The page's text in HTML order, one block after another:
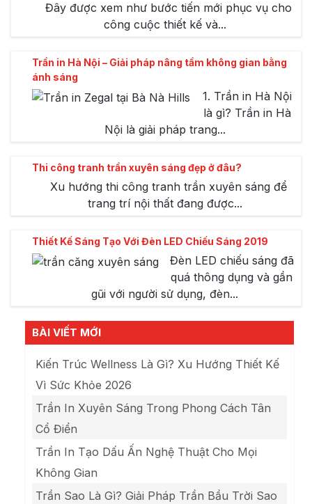
Đây được xem như bước tiến mới phục vụ cho
công cuộc thiết kế và...
Trần in Hà Nội – Giải pháp nâng tầm không gian bằng
ánh sáng
1. Trần in Hà Nội
là gì? Trần in Hà
Nội là giải pháp trang...
Thi công tranh trần xuyên sáng đẹp ở đâu?
Xu hướng thi công tranh trần xuyên sáng để
trang trí nội thất đang được...
Thiết Kế Sáng Tạo Với Đèn LED Chiếu Sáng 2019
Đèn LED chiếu sáng đã
quá thông dụng và gần
gũi với người sử dụng, đèn...
BÀI VIẾT MỚI
Kiến Trúc Wellness Là Gì? Xu Hướng Thiết Kế
Vì Sức Khỏe 2026
Trần In Xuyên Sáng Trong Phong Cách Tân
Cổ Điển
Trần In Tạo Dấu Ấn Nghệ Thuật Cho Mọi
Không Gian
Trần Sao Là Gì? Giải Pháp Trần Bầu Trời Sao